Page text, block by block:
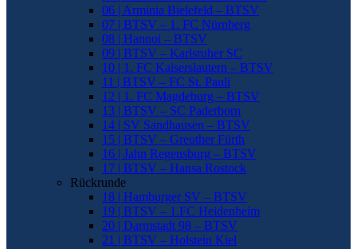
06 | Arminia Bielefeld – BTSV
07 | BTSV – 1. FC Nürnberg
08 | Hannoi – BTSV
09 | BTSV – Karlsruher SC
10 | 1. FC Kaiserslautern – BTSV
11 | BTSV – FC St. Pauli
12 | 1. FC Magdeburg – BTSV
13 | BTSV – SC Paderborn
14 | SV Sandhausen – BTSV
15 | BTSV – Greuther Fürth
16 | Jahn Regensburg – BTSV
17 | BTSV – Hansa Rostock
Rückrunde
18 | Hamburger SV – BTSV
19 | BTSV – 1.FC Heidenheim
20 | Darmstadt 98 – BTSV
21 | BTSV – Holstein Kiel